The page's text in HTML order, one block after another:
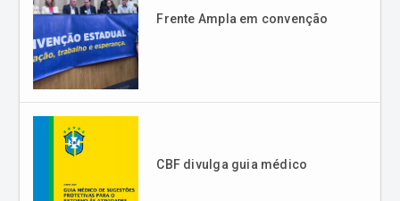
Frente Ampla em convenção
CBF divulga guia médico